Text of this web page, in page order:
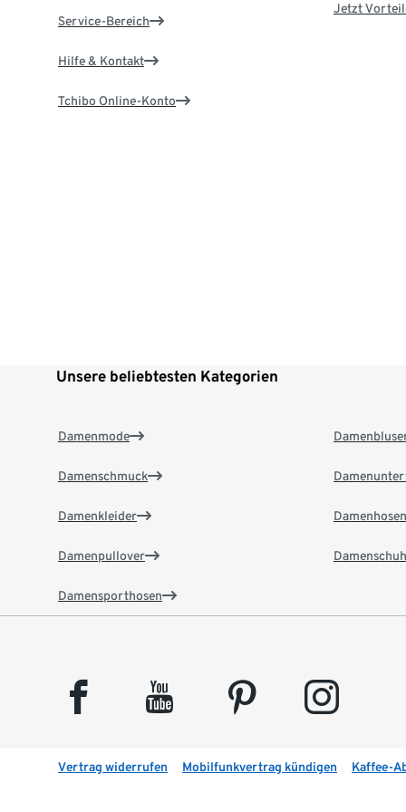
Service-Bereich
Hilfe & Kontakt
Tchibo Online-Konto
Jetzt
Unsere beliebtesten Kategorien
Damenmode
Damenschmuck
Damenkleider
Damenpullover
Damensporthosen
Damenhosen
facebook youtube pinterest instagram
Vertrag widerrufen Mobilfunkvertrag kündigen Kaffee-